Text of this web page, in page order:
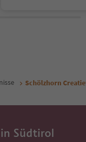
Schölzhorn
Südtirol